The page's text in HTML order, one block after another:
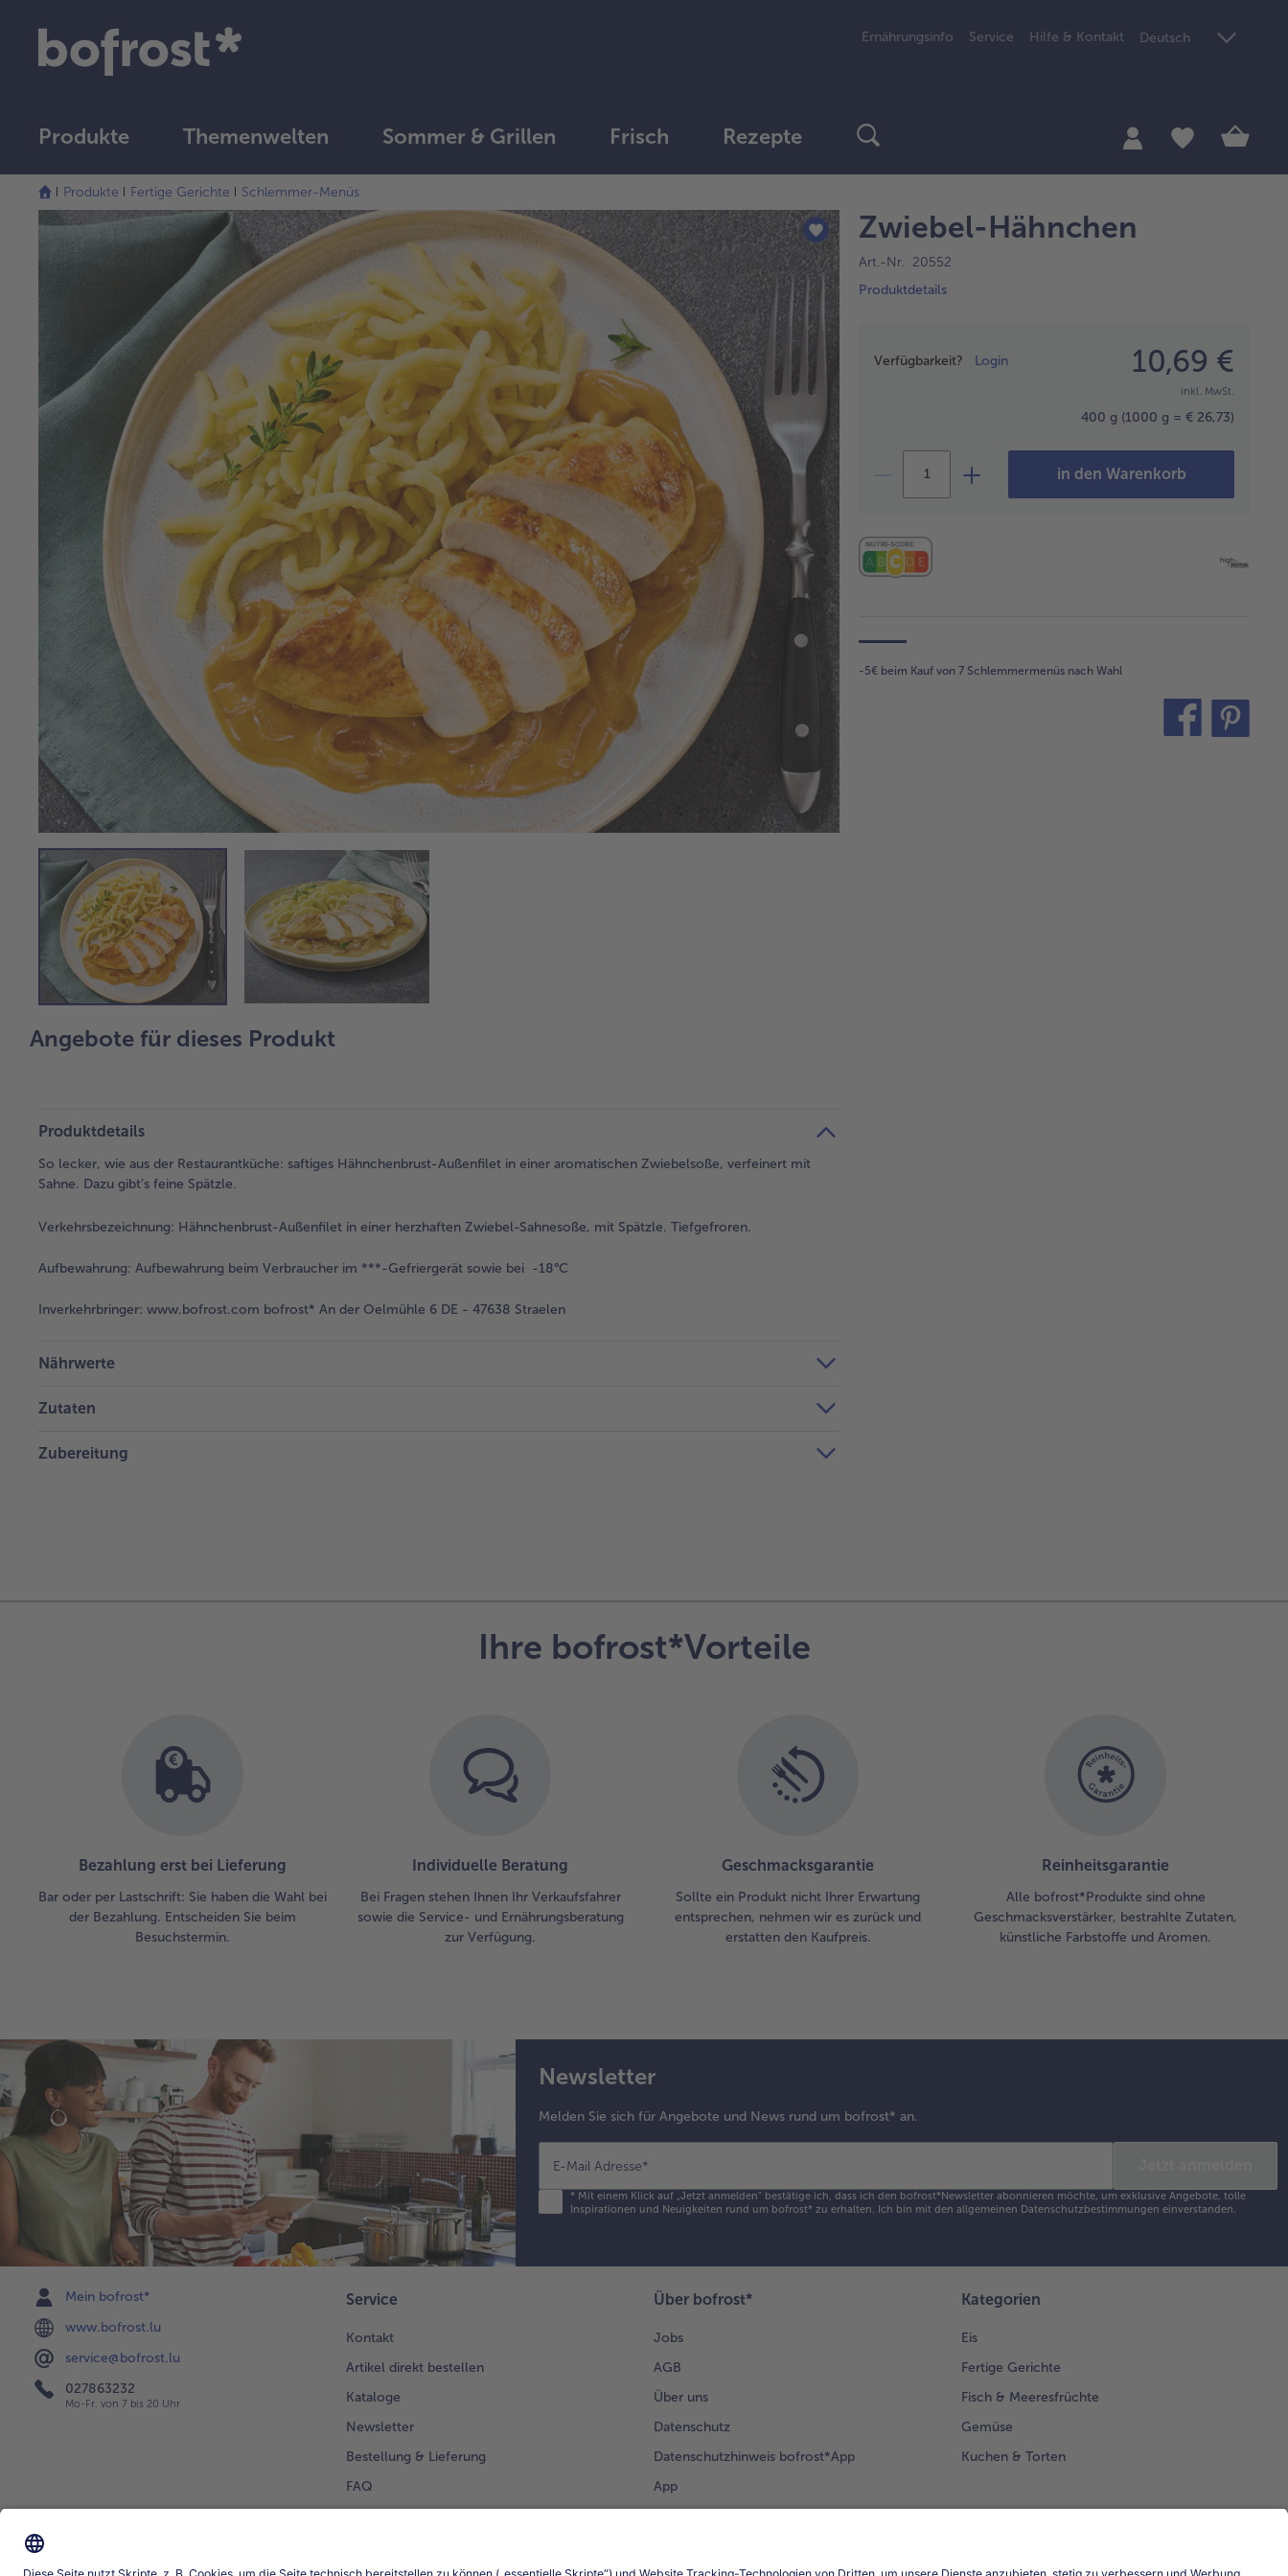
Ernährungsinfo Service Hilfe & Kontakt Deutsch
Produkte Themenwelten Sommer & Grillen Frisch Rezepte
Produkte Fertige Gerichte Schlemmer-Menüs
Zwiebel-Hähnchen
Art.-Nr. 20552
Produktdetails
Verfügbarkeit? Login 10,69 €
inkl. MwSt.
400 g (1000 g = € 26,73)
in den Warenkorb
-5€ beim Kauf von 7 Schlemmermenüs nach Wahl
teilen
Angebote für dieses Produkt
Produktdetails
So lecker, wie aus der Restaurantküche: saftiges Hähnchenbrust-Außenfilet in einer aromatischen Zwiebelsoße, verfeinert mit
Sahne. Dazu gibt’s feine Spätzle.
Verkehrsbezeichnung: Hähnchenbrust-Außenfilet in einer herzhaften Zwiebel-Sahnesoße, mit Spätzle. Tiefgefroren.
Aufbewahrung: Aufbewahrung beim Verbraucher im ***-Gefriergerät sowie bei -18°C
Inverkehrbringer: www.bofrost.com bofrost* An der Oelmühle 6 DE - 47638 Straelen
Nährwerte
Zutaten
Zubereitung
Ihre bofrost*Vorteile
Bezahlung erst bei Lieferung
Bar oder per Lastschrift: Sie haben die Wahl bei
der Bezahlung. Entscheiden Sie beim
Besuchstermin.
Individuelle Beratung
Bei Fragen stehen Ihnen Ihr Verkaufsfahrer
sowie die Service- und Ernährungsberatung
zur Verfügung.
Geschmacksgarantie
Sollte ein Produkt nicht Ihrer Erwartung
entsprechen, nehmen wir es zurück und
erstatten den Kaufpreis.
Reinheitsgarantie
Alle bofrost*Produkte sind ohne
Geschmacksverstärker, bestrahlte Zutaten,
künstliche Farbstoffe und Aromen.
Newsletter
Melden Sie sich für Angebote und News rund um bofrost* an.
E-Mail Adresse*
*Mit einem Klick auf „Jetzt anmelden" bestätige ich, dass ich den bofrost*Newsletter abonnieren möchte, um exklusive Angebote, tolle
Inspirationen und Neuigkeiten rund um bofrost* zu erhalten. Ich bin mit den allgemeinen Datenschutzbestimmungen einverstanden.
Mein bofrost*
www.bofrost.lu
service@bofrost.lu
027863232
Mo-Fr. von 7 bis 20 Uhr
Service
Kontakt
Artikel direkt bestellen
Kataloge
Newsletter
Bestellung & Lieferung
FAQ
Über bofrost*
Jobs
AGB
Über uns
Datenschutz
Datenschutzhinweis bofrost*App
App
Kategorien
Eis
Fertige Gerichte
Fisch & Meeresfrüchte
Gemüse
Kuchen & Torten